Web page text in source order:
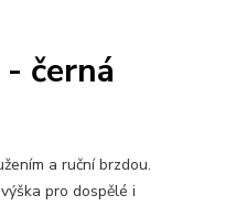
černá
a ruční brzdou.
pro dospělé i